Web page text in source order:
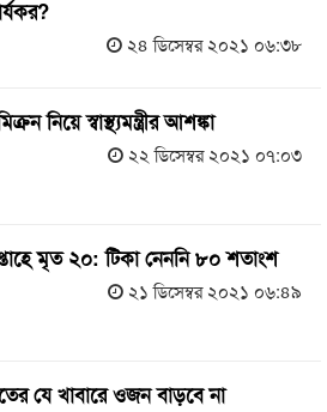
২৪ ডিসেম্বর ২০২১ ০৬:৩৮
নিয়ে স্বাস্থ্যমন্ত্রীর আশঙ্কা
২২ ডিসেম্বর ২০২১ ০৭:০৩
মৃত ২০: টিকা নেননি ৮০ শতাংশ
২১ ডিসেম্বর ২০২১ ০৬:৪৯
যে খাবারে ওজন বাড়বে না